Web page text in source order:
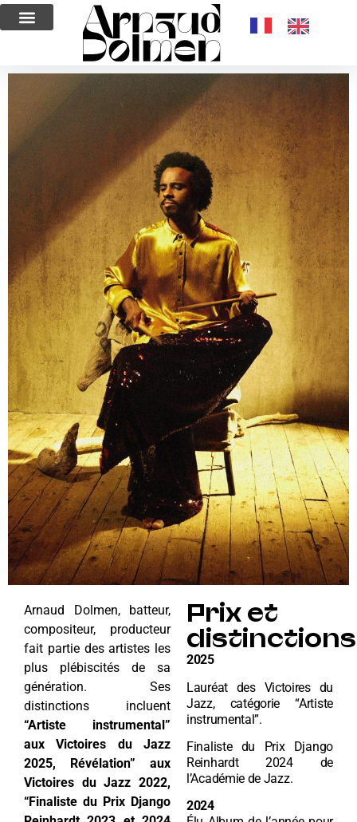
Arnaud Dolmen, batteur,
compositeur, producteur
fait partie des artistes les
plus plébiscités de sa
génération. Ses
distinctions incluent
“Artiste instrumental”
aux Victoires du Jazz
2025, Révélation” aux
Victoires du Jazz 2022,
“Finaliste du Prix Django
Prix et
distinctions
2025
Lauréat des Victoires du
Jazz, catégorie “Artiste
instrumental”.
Finaliste du Prix Django
Reinhardt 2024 de
l’Académie de Jazz.
2024